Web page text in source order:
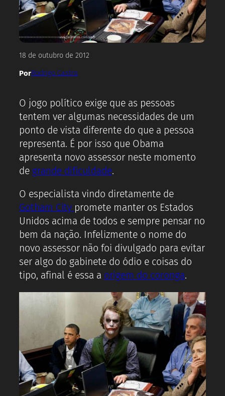
18 de outubro de 2012
PorRodrigo Castro
O jogo político exige que as pessoas
tentem ver algumas necessidades de um
ponto de vista diferente do que a pessoa
representa. É por isso que Obama
apresenta novo assessor neste momento
de grande dificuldade.
O especialista vindo diretamente de
Gotham City promete manter os Estados
Unidos acima de todos e sempre pensar no
bem da nação. Infelizmente o nome do
novo assessor não foi divulgado para evitar
ser algo do gabinete do ódio e coisas do
tipo, afinal é essa a origem do coronga.